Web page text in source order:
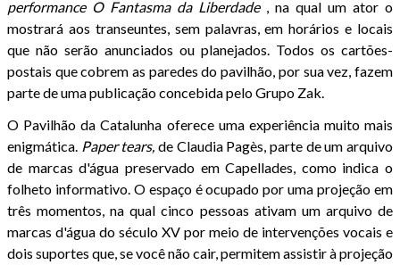
performance O Fantasma da Liberdade, na qual um ator o
mostrará aos transeuntes, sem palavras, em horários e locais
que não serão anunciados ou planejados. Todos os cartões-
postais que cobrem as paredes do pavilhão, por sua vez, fazem
parte de uma publicação concebida pelo Grupo Zak.
O Pavilhão da Catalunha oferece uma experiência muito mais
enigmática. Paper tears, de Claudia Pagès, parte de um arquivo
de marcas d'água preservado em Capellades, como indica o
folheto informativo. O espaço é ocupado por uma projeção em
três momentos, na qual cinco pessoas ativam um arquivo de
marcas d'água do século XV por meio de intervenções vocais e
dois suportes que, se você não cair, permitem assistir à projeção